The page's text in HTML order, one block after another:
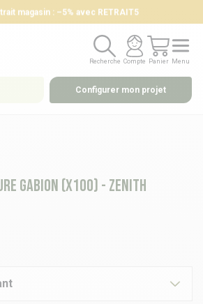
magasin : –5% avec RETRAIT5
Recherche
Recherche
Compte
Compte
Panier
Panier
Menu
Menu
Configurer mon projet
gabion (x100) - ZENITH